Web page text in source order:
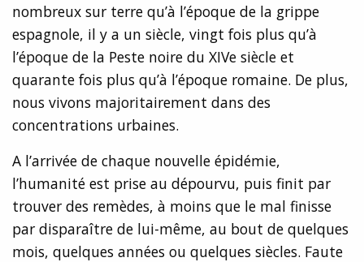
nombreux sur terre qu’à l’époque de la grippe
espagnole, il y a un siècle, vingt fois plus qu’à
l’époque de la Peste noire du XIVe siècle et
quarante fois plus qu’à l’époque romaine. De plus,
nous vivons majoritairement dans des
concentrations urbaines.
A l’arrivée de chaque nouvelle épidémie,
l’humanité est prise au dépourvu, puis finit par
trouver des remèdes, à moins que le mal finisse
par disparaître de lui-même, au bout de quelques
mois, quelques années ou quelques siècles. Faute